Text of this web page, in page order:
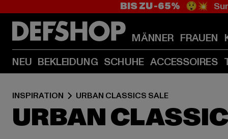
BIS ZU -65% 😲💥
MÄNNER FRAUEN
NEU BEKLEIDUNG SCHUHE ACCESSOIRES
INSPIRATION URBAN CLASSICS SALE
URBAN